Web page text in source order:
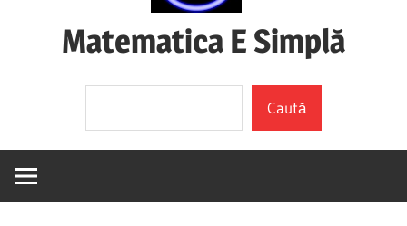
Matematica E Simplă
înțelegi)
Caută